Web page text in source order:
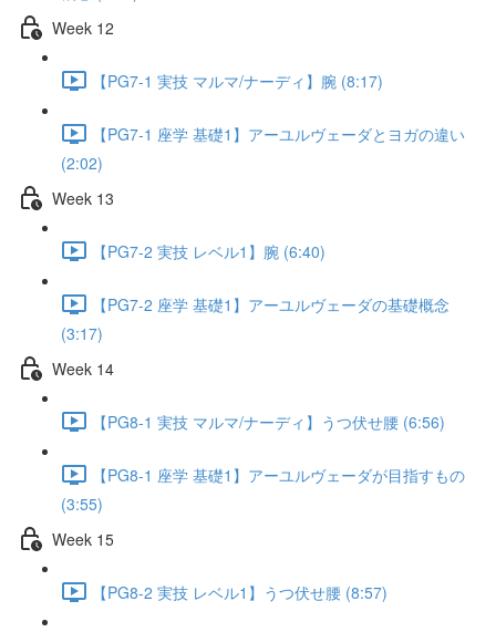
Week 12
【PG7-1 実技 マルマ/ナーディ】腕 (8:17)
【PG7-1 座学 基礎1】アーユルヴェーダとヨガの違い
(2:02)
Week 13
【PG7-2 実技 レベル1】腕 (6:40)
【PG7-2 座学 基礎1】アーユルヴェーダの基礎概念
(3:17)
Week 14
【PG8-1 実技 マルマ/ナーディ】うつ伏せ腰 (6:56)
【PG8-1 座学 基礎1】アーユルヴェーダが目指すもの
(3:55)
Week 15
【PG8-2 実技 レベル1】うつ伏せ腰 (8:57)